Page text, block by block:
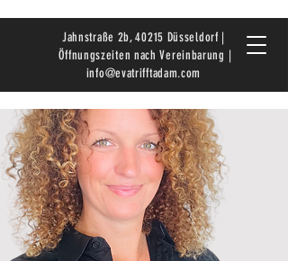
Jahnstraße 2b, 40215 Düsseldorf |
Öffnungszeiten nach Vereinbarung |
info@evatrifftadam.com